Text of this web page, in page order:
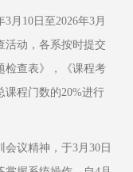
月10日至2026年3月
活动，各系按时提交
检查表》，《课程考
课程门数的20%进行
议精神，于3月30日